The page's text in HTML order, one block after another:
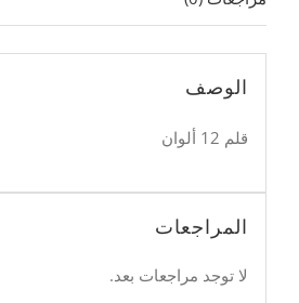
الوصف
قلم 12 ألوان
المراجعات
لا توجد مراجعات بعد.